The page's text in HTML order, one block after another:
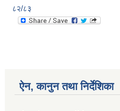
८२/८३
ऐन, कानुन तथा निर्देशिका